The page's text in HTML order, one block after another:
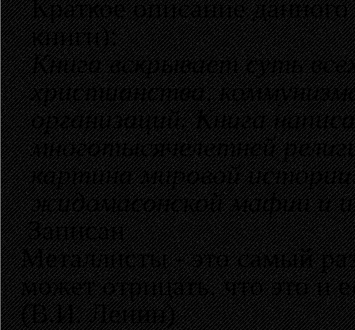
Краткое описание
книги):
Книга вскрывает суть
христианства,
организаций. Книга
многотысячелетней
картина мировой
жидомасонской мафии и
Записан
Металлисты - это самый
может отрицать, что это и
(В.И. Ленин)